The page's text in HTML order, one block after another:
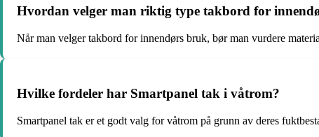
Hvordan velger man riktig type takbord for
Når man velger takbord for innendørs bruk, bør man vurdere
Hvilke fordeler har Smartpanel tak i våtrom?
Smartpanel tak er et godt valg for våtrom på grunn av deres